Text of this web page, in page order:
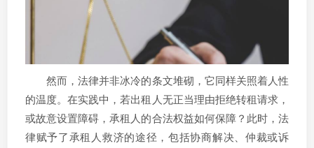
然而，法律并非冰冷的条文堆砌，它同样关照着人性
的温度。在实践中，若出租人无正当理由拒绝转租请求，
或故意设置障碍，承租人的合法权益如何保障？此时，法
律赋予了承租人救济的途径，包括协商解决、仲裁或诉